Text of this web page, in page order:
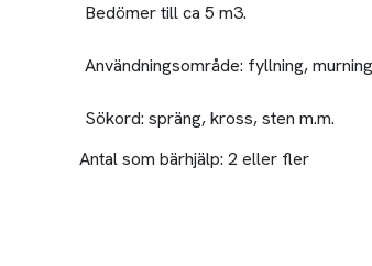
Bedömer till ca 5 m3.
Användningsområde: fyllning,
Sökord: spräng, kross, sten m.m.
Antal som bärhjälp: 2 eller fler